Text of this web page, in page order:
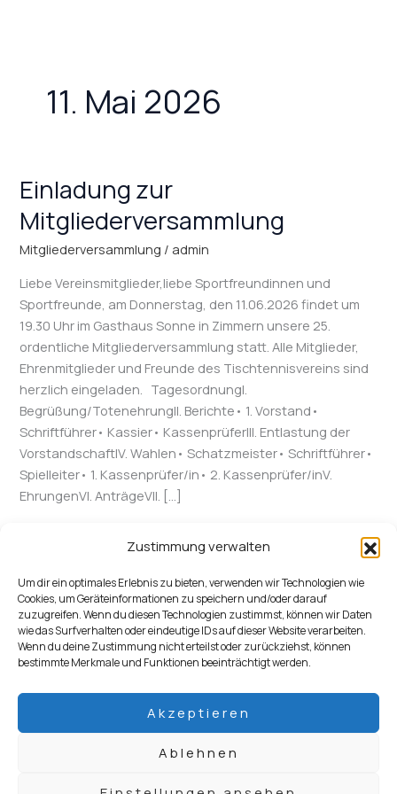
Zustimmung verwalten
Um dir ein optimales Erlebnis zu bieten, verwenden wir Technologien wie
Cookies, um Geräteinformationen zu speichern und/oder darauf
zuzugreifen. Wenn du diesen Technologien zustimmst, können wir Daten
wie das Surfverhalten oder eindeutige IDs auf dieser Website verarbeiten.
Wenn du deine Zustimmung nicht erteilst oder zurückziehst, können
bestimmte Merkmale und Funktionen beeinträchtigt werden.
Akzeptieren
Ablehnen
11. Mai 2026
Einladung zur
Mitgliederversammlung
Mitgliederversammlung / admin
Liebe Vereinsmitglieder,liebe Sportfreundinnen und
Sportfreunde, am Donnerstag, den 11.06.2026 findet um
19.30 Uhr im Gasthaus Sonne in Zimmern unsere 25.
ordentliche Mitgliederversammlung statt. Alle Mitglieder,
Ehrenmitglieder und Freunde des Tischtennisvereins sind
herzlich eingeladen. TagesordnungI.
Begrüßung/TotenehrungII. Berichte• 1. Vorstand•
Schriftführer• Kassier• KassenprüferIII. Entlastung der
VorstandschaftIV. Wahlen• Schatzmeister• Schriftführer•
Spielleiter• 1. Kassenprüfer/in• 2. Kassenprüfer/inV.
EhrungenVI. AnträgeVII. […]
Einladung
zur
Mitgliederversammlung
Datenschutzerklärung
Cookie-Richtlinie (EU)